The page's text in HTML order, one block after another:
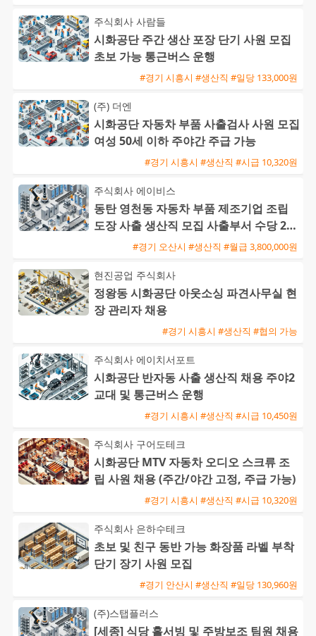
주식회사 사람들
시화공단 주간 생산 포장 단기 사원 모집
초보 가능 통근버스 운행
#경기 시흥시 #생산직 #일당 133,000원
(주) 더엔
시화공단 자동차 부품 사출검사 사원 모집
여성 50세 이하 주야간 주급 가능
#경기 시흥시 #생산직 #시급 10,320원
주식회사 에이비스
동탄 영천동 자동차 부품 제조기업 조립
도장 사출 생산직 모집 사출부서 수당 20
만원 지급#경기 오산시 #생산직 #월급 3,800,000원
현진공업 주식회사
정왕동 시화공단 아웃소싱 파견사무실 현
장 관리자 채용
#경기 시흥시 #생산직 #협의 가능
주식회사 에이치서포트
시화공단 반자동 사출 생산직 채용 주야2
교대 및 통근버스 운행
#경기 시흥시 #생산직 #시급 10,450원
주식회사 구어도테크
시화공단 MTV 자동차 오디오 스크류 조
립 사원 채용 (주간/야간 고정, 주급 가능)
#경기 시흥시 #생산직 #시급 10,320원
주식회사 은하수테크
초보 및 친구 동반 가능 화장품 라벨 부착
단기 장기 사원 모집
#경기 안산시 #생산직 #일당 130,960원
(주)스탭플러스
[세종] 식당 홀서빙 및 주방보조 팀원 채용